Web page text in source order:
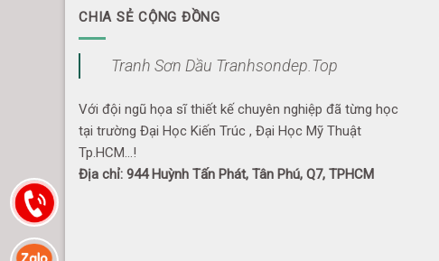
CHIA SẺ CỘNG ĐỒNG
Tranh Sơn Dầu Tranhsondep.Top
Với đội ngũ họa sĩ thiết kế chuyên nghiệp đã từng học
tại trường Đại Học Kiến Trúc , Đại Học Mỹ Thuật
Tp.HCM...!
Địa chỉ: 944 Huỳnh Tấn Phát, Tân Phú, Q7, TPHCM